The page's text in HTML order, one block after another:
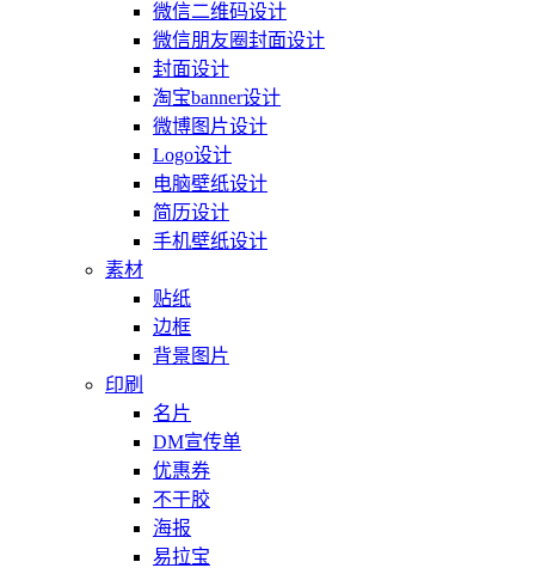
微信二维码设计
微信朋友圈封面设计
封面设计
淘宝banner设计
微博图片设计
Logo设计
电脑壁纸设计
简历设计
手机壁纸设计
素材
贴纸
边框
背景图片
印刷
名片
DM宣传单
优惠券
不干胶
海报
易拉宝